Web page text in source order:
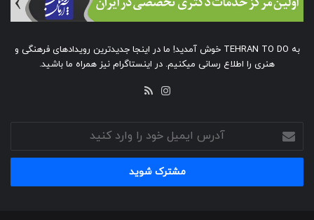
به TEHRAN TO DO خوش آمدید! ما در اینجا جدیدترین رویدادهای فرهنگی و
هنری را اطلاع رسانی میکنیم. در اینستاگرام نیز همراه ما باشید.
اینستاگرام
ایمیل
خود
وارد